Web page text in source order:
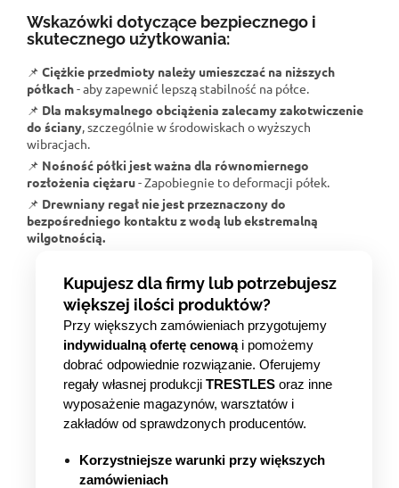
Wskazówki dotyczące bezpiecznego i
skutecznego użytkowania:
📌 Ciężkie przedmioty należy umieszczać na niższych
półkach- aby zapewnić lepszą stabilność na półce.
📌 Dla maksymalnego obciążenia zalecamy zakotwiczenie
do ściany , szczególnie w środowiskach o wyższych
wibracjach.
📌 Nośność półki jest ważna dla równomiernego
rozłożenia ciężaru- Zapobiegnie to deformacji półek.
📌 Drewniany regał nie jest przeznaczony do
bezpośredniego kontaktu z wodą lub ekstremalną
wilgotnością.
Kupujesz dla firmy lub potrzebujesz
większej ilości produktów?
Przy większych zamówieniach przygotujemy
indywidualną ofertę cenowąi pomożemy
dobrać odpowiednie rozwiązanie. Oferujemy
regały własnej produkcji TRESTLES oraz inne
wyposażenie magazynów, warsztatów i
zakładów od sprawdzonych producentów.
Korzystniejsze warunki przy większych
zamówieniach